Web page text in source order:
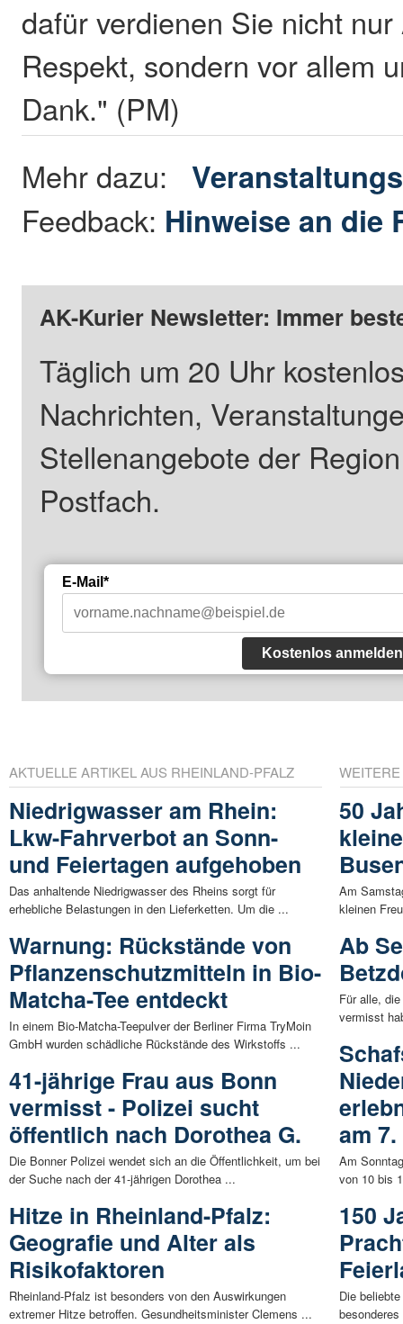
dafür verdienen Sie nicht
Respekt, sondern vor allem
Dank." (PM)
Mehr dazu:
Feedback: Hinweise an die
AK-Kurier Newsletter: Immer
Täglich um 20 Uhr
Nachrichten,
Stellenangebote der
Postfach.
E-Mail*
Kostenlos anmelden
AKTUELLE ARTIKEL AUS RHEINLAND-PFALZ
Niedrigwasser am Rhein:
Lkw-Fahrverbot an Sonn-
und Feiertagen aufgehoben
Das anhaltende Niedrigwasser des Rheins sorgt für
erhebliche Belastungen in den Lieferketten. Um die ...
Warnung: Rückstände von
Pflanzenschutzmitteln in Bio-
Matcha-Tee entdeckt
In einem Bio-Matcha-Teepulver der Berliner Firma TryMoin
GmbH wurden schädliche Rückstände des Wirkstoffs ...
41-jährige Frau aus Bonn
vermisst - Polizei sucht
öffentlich nach Dorothea G.
Die Bonner Polizei wendet sich an die Öffentlichkeit, um bei
der Suche nach der 41-jährigen Dorothea ...
Hitze in Rheinland-Pfalz:
Geografie und Alter als
Risikofaktoren
Rheinland-Pfalz ist besonders von den Auswirkungen
extremer Hitze betroffen. Gesundheitsminister Clemens ...
50
Am
kleinen
Ab
Für alle,
vermisst
am
Am
von 10 bis
150
Die